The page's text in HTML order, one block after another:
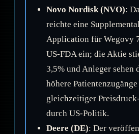
Novo Nordisk (NVO):
reichte eine
Application für Wegovy
US-FDA ein; die Aktie
3,5% und Anleger sehen
höhere
gleichzeitiger
durch US-Politik.
Deere (DE): Der